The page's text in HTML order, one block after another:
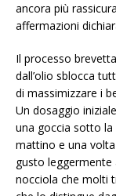
ancora più
affermazioni
Il processo
dall’olio sblocca
di massimizzare i
Un dosaggio
una goccia sotto la
mattino e una volta
gusto
nocciola che molti